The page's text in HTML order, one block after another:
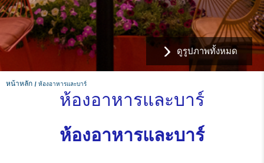
ดูรูปภาพทั้งหมด
หน้าหลัก ห้องอาหารและบาร์
ห้องอาหารและบาร์
ห้องอาหารและบาร์